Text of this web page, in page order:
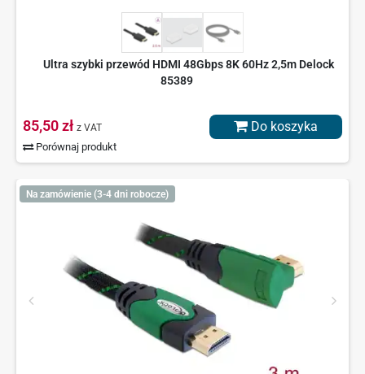
Ultra szybki przewód HDMI 48Gbps 8K 60Hz 2,5m Delock
85389
85,50 zł z VAT
Porównaj produkt
Do koszyka
Na zamówienie (3-4 dni robocze)